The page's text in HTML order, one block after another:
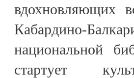
вдохновляющих
Кабардино-
национальной
стартует